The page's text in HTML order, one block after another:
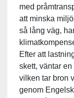
med
att minska
så lång väg,
Efter att
skett, väntar
vilken tar bron
genom